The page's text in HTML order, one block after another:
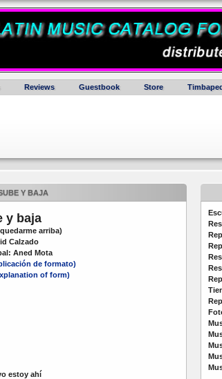
Reviews Guestbook Store
Y BAJA
y baja
arriba)
Calzado
Aned Mota
de formato)
of form)
estoy ahí